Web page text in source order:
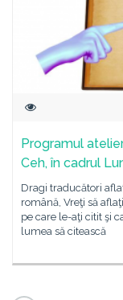
Programul
Ceh, în cadrul
Dragi traducători
română, Vreţi să
pe care le-aţi citit şi
lumea să citească